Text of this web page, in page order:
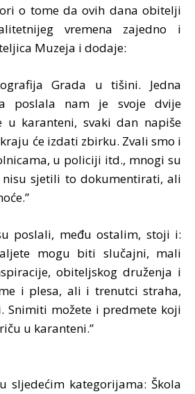
o tome da ovih dana obitelji
vremena zajedno i
Muzeja i dodaje:
Grada u tišini. Jedna
poslala nam je svoje dvije
u karanteni, svaki dan napiše
će izdati zbirku. Zvali smo i
u policiji itd., mnogi su
sjetili to dokumentirati, ali
poslali, među ostalim, stoji i:
mogu biti slučajni, mali
obiteljskog druženja i
i plesa, ali i trenutci straha,
Snimiti možete i predmete koji
u karanteni.”
sljedećim kategorijama: Škola